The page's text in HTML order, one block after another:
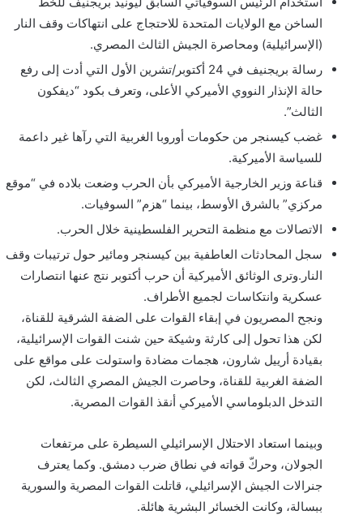
الساخن مع الولايات المتحدة للاحتجاج على انتهاكات وقف النار
(الإسرائيلية) ومحاصرة الجيش الثالث المصري.
رسالة بريجنيف في 24 أكتوبر/تشرين الأول التي أدت إلى رفع
حالة الإنذار النووي الأميركي الأعلى، وتعرف بكود “ديفكون
الثالث”.
غضب كيسنجر من حكومات أوروبا الغربية التي رآها غير داعمة
للسياسة الأميركية.
قناعة وزير الخارجية الأميركي بأن الحرب وضعت بلاده في “موقع
مركزي” بالشرق الأوسط، بينما “هزم” السوفيات.
الاتصالات مع منظمة التحرير الفلسطينية خلال الحرب.
سجل المحادثات العاطفية بين كيسنجر ومائير حول ترتيبات وقف
النار.وترى الوثائق الأميركية أن حرب أكتوبر نتج عنها انتصارات
عسكرية وانتكاسات لجميع الأطراف.
ونجح المصريون في إبقاء القوات على الضفة الشرقية للقناة،
لكن هذا تحول إلى كارثة وشيكة حين شنت القوات الإسرائيلية،
بقيادة أرييل شارون، هجمات مضادة واستولت على مواقع على
الضفة الغربية للقناة، وحاصرت الجيش المصري الثالث، لكن
التدخل الدبلوماسي الأميركي أنقذ القوات المصرية.
وبينما استعاد الاحتلال الإسرائيلي السيطرة على مرتفعات
الجولان، وحركّ قواته في نطاق ضرب دمشق. وكما يعترف
جنرالات الجيش الإسرائيلي، قاتلت القوات المصرية والسورية
ببسالة، وكانت الخسائر البشرية هائلة.